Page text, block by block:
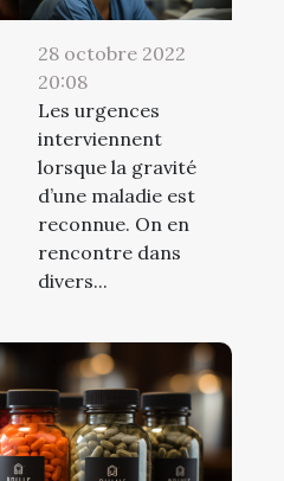
28 octobre 2022
20:08
Les urgences
interviennent
lorsque la gravité
d’une maladie est
reconnue. On en
rencontre dans
divers...